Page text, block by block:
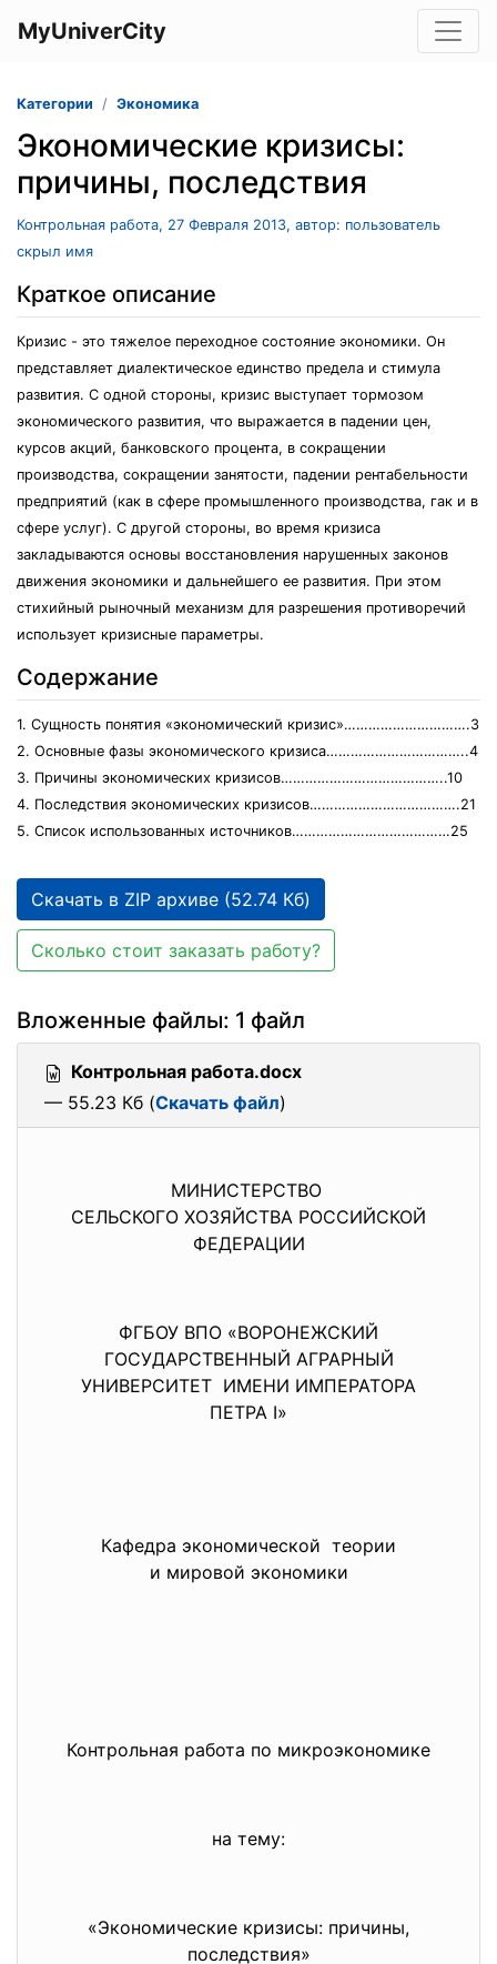
MyUniverCity
Категории Экономика
Экономические кризисы:
причины, последствия
Контрольная работа, 27 Февраля 2013, автор: пользователь
скрыл имя
Краткое описание
Кризис - это тяжелое переходное состояние экономики. Он
представляет диалектическое единство предела и стимула
развития. С одной стороны, кризис выступает тормозом
экономического развития, что выражается в падении цен,
курсов акций, банковского процента, в сокращении
производства, сокращении занятости, падении рентабельности
предприятий (как в сфере промышленного производства, гак и в
сфере услуг). С другой стороны, во время кризиса
закладываются основы восстановления нарушенных законов
движения экономики и дальнейшего ее развития. При этом
стихийный рыночный механизм для разрешения противоречий
использует кризисные параметры.
Содержание
1. Сущность понятия «экономический кризис»………………………….3
2. Основные фазы экономического кризиса……………………………..4
3. Причины экономических кризисов…………………………………..10
4. Последствия экономических кризисов……………………………….21
5. Список использованных источников…………………………………25
Скачать в ZIP архиве (52.74 Кб)
Сколько стоит заказать работу?
Вложенные файлы: 1 файл
Контрольная работа.docx
— 55.23 Кб (Скачать файл)
МИНИСТЕРСТВО
СЕЛЬСКОГО ХОЗЯЙСТВА РОССИЙСКОЙ
ФЕДЕРАЦИИ
ФГБОУ ВПО «ВОРОНЕЖСКИЙ
ГОСУДАРСТВЕННЫЙ АГРАРНЫЙ
УНИВЕРСИТЕТ ИМЕНИ ИМПЕРАТОРА
ПЕТРА I»
Кафедра экономической теории
и мировой экономики
Контрольная работа по микроэкономике
на тему:
«Экономические кризисы: причины,
последствия»